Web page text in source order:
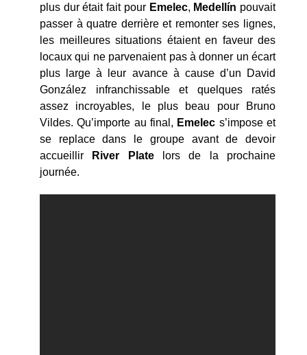
plus dur était fait pour Emelec, Medellín pouvait
passer à quatre derrière et remonter ses lignes,
les meilleures situations étaient en faveur des
locaux qui ne parvenaient pas à donner un écart
plus large à leur avance à cause d’un David
González infranchissable et quelques ratés
assez incroyables, le plus beau pour Bruno
Vildes. Qu’importe au final, Emelec s’impose et
se replace dans le groupe avant de devoir
accueillir
River Platelors de la prochaine
journée.